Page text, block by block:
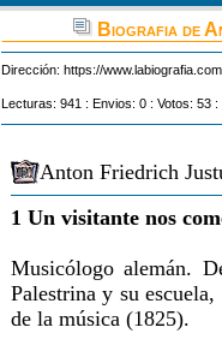
Biografia de
Dirección: https://
Lecturas: 941 : Envios: 0 : Votos: 53
Anton Friedrich
1 Un visitante nos
Musicólogo alemán.
Palestrina y su
de la música (1825).